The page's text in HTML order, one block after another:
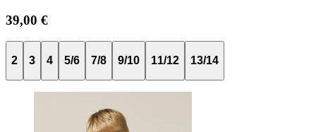
39,00 €
2 3 4 5/6 7/8 9/10 11/12 13/14